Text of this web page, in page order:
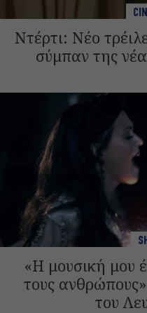
Ντέρτι: Νέο
σύμπαν της
«Η μουσική μου
τους
του